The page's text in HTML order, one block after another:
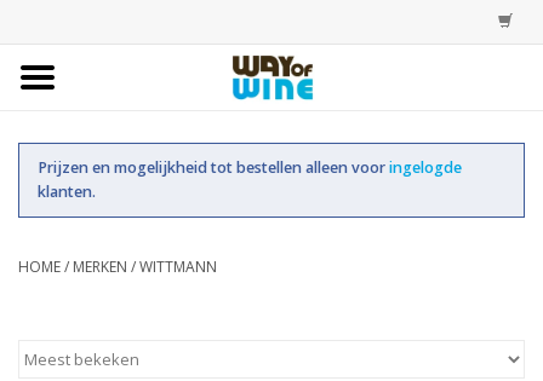
Bestellingen
Prijzen en mogelijkheid tot bestellen alleen vooringelogde
klanten.
HOME/ MERKEN /WITTMANN